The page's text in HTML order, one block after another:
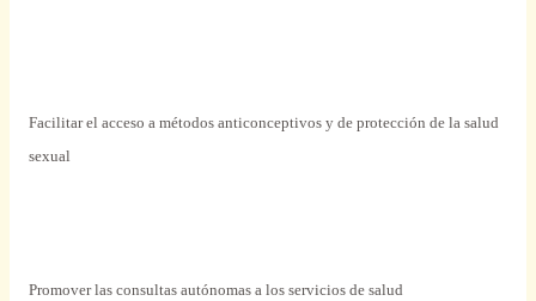
Facilitarel acceso a métodosanticonceptivos y de protección de la salud
sexual
Promoverlas consultas autónomas a los servicios de salud